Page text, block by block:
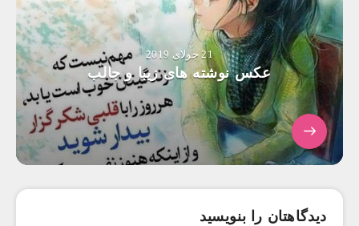
21 جولای 2019
عکس نوشته های زیبا و جالب
دیدگاهتان را بنویسید